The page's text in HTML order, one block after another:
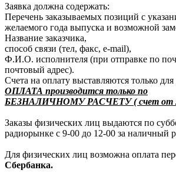
Заявка должна содержать:
Перечень заказываемых позиций с
желаемого года выпуска и возможной
Название заказчика,
способ связи (тел, факс, e-mail),
Ф.И.О. исполнителя (при отправке по
почтовый адрес).
Счета на оплату выставляются только
ОПЛАТА производится только по
БЕЗНАЛИЧНОМУ РАСЧЕТУ ( счет от
Заказы физических лиц выдаются по
радиорынке с 9-00 до 12-00 за наличный
Для физических лиц возможна оплата
Сбербанка.